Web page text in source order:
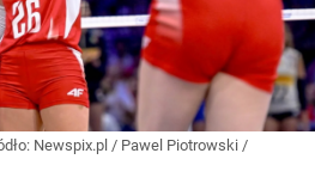
Newspix.pl / Pawel Piotrowski /